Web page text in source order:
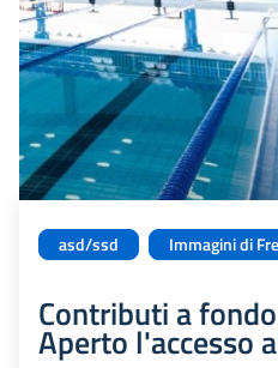
asd/ssd Immagini di
Contributi a
Aperto l'accesso